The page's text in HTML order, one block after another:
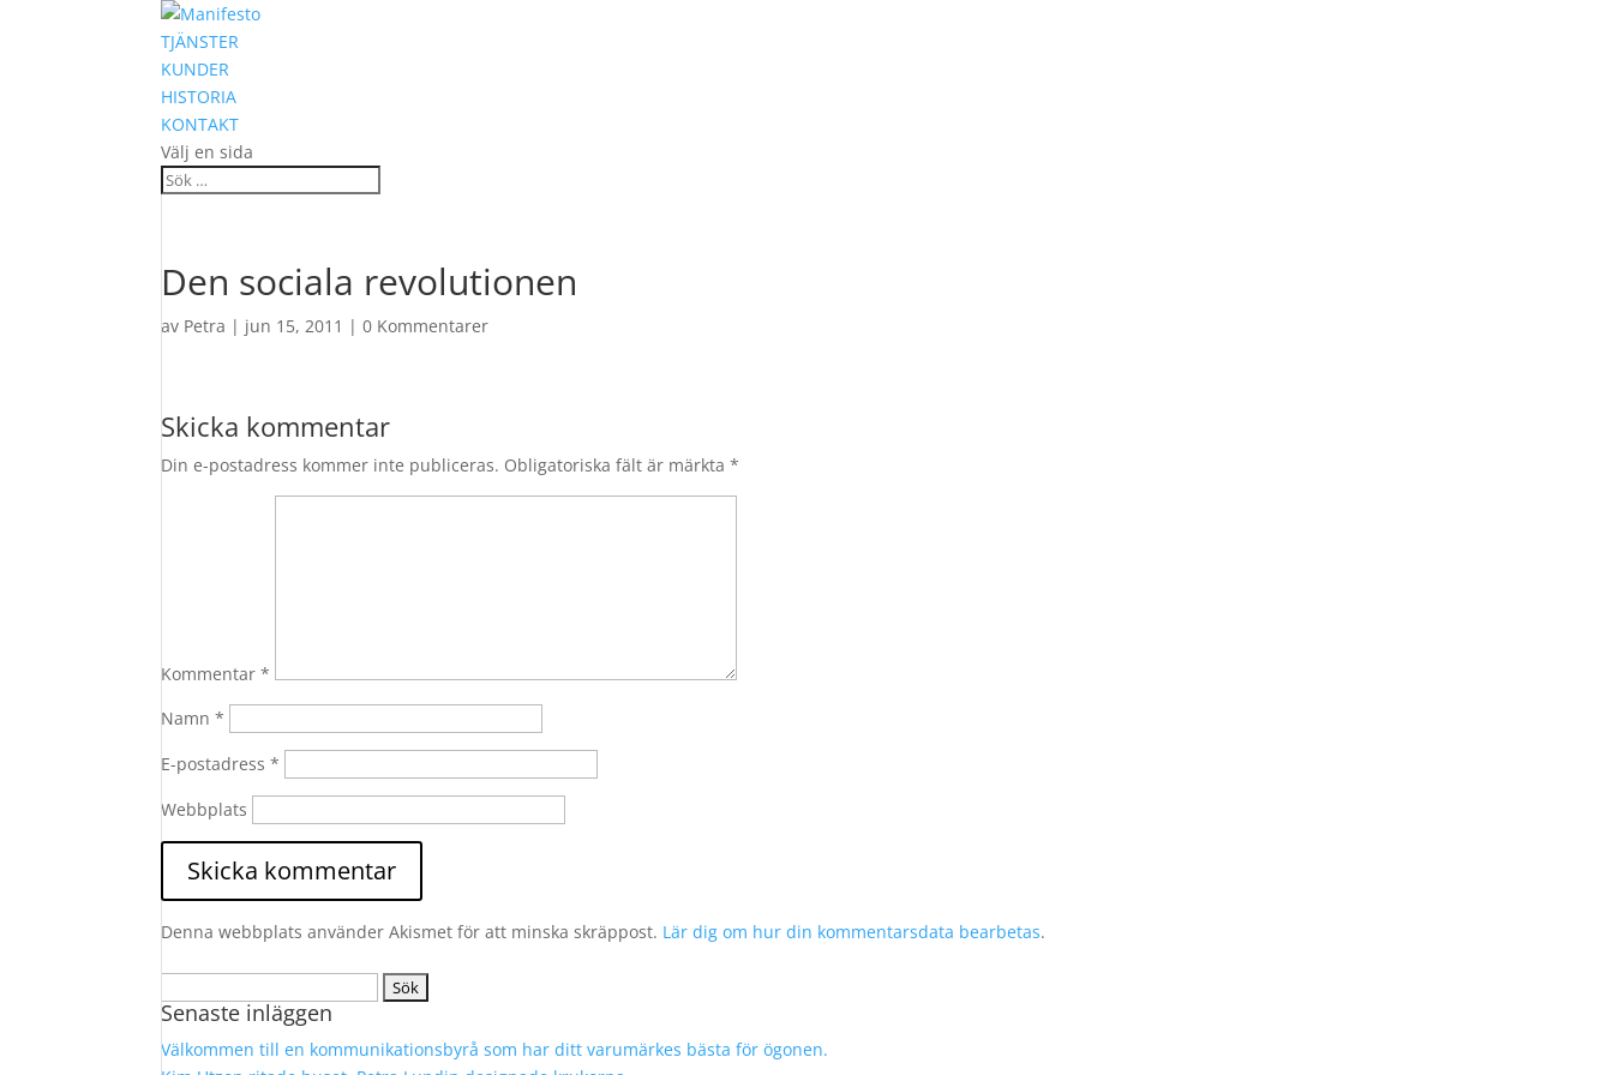
TJÄNSTER
KUNDER
HISTORIA
KONTAKT
Välj en sida
Den sociala revolutionen
av Petra | jun 15, 2011 |0 Kommentarer
Skicka kommentar
Din e-postadress kommer inte publiceras. Obligatoriska fält är märkta*
Kommentar*
Namn*
E-postadress*
Webbplats
Denna webbplats använder Akismet för att minska skräppost. Lär dig om hur din kommentarsdata bearbetas.
efter:
Senaste inläggen
Välkommen till en kommunikationsbyrå som har ditt varumärkes bästa för ögonen.